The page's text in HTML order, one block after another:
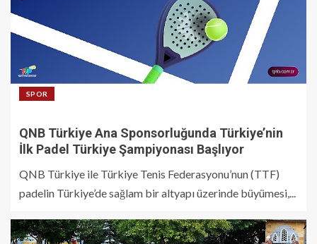
SPOR
QNB Türkiye Ana Sponsorluğunda Türkiye’nin
İlk Padel Türkiye Şampiyonası Başlıyor
QNB Türkiye ile Türkiye Tenis Federasyonu’nun (TTF)
padelin Türkiye’de sağlam bir altyapı üzerinde büyümesi,...